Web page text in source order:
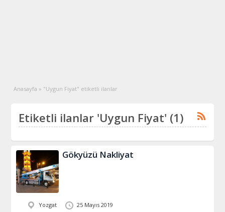
Anasayfa » "Uygun Fiyat" etiketli ilanlar
Etiketli ilanlar 'Uygun Fiyat' (1)
Gökyüzü Nakliyat
Yozgat 25 Mayıs 2019